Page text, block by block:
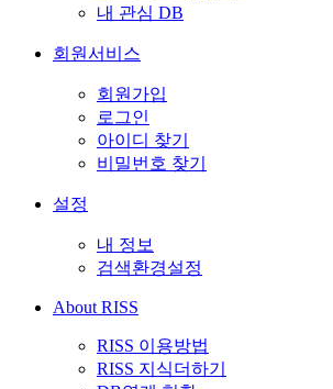
내 관심 DB
회원서비스
회원가입
로그인
아이디 찾기
비밀번호 찾기
설정
내 정보
검색환경설정
About RISS
RISS 이용방법
RISS 지식더하기